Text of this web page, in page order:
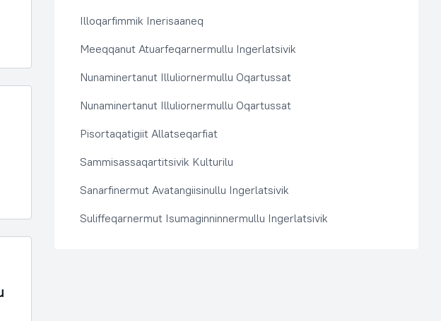
Illoqarfimmik Inerisaaneq
Meeqqanut Atuarfeqarnermullu Ingerlatsivik
Nunaminertanut Illuliornermullu Oqartussat
Nunaminertanut Illuliornermullu Oqartussat
Pisortaqatigiit Allatseqarfiat
Sammisassaqartitsivik Kulturilu
Sanarfinermut Avatangiisinullu Ingerlatsivik
Suliffeqarnermut Isumaginninnermullu Ingerlatsivik